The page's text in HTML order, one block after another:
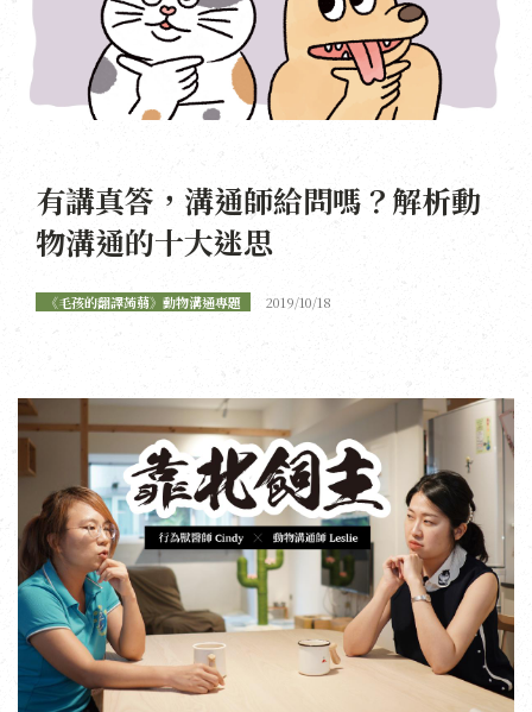
有講真答，溝通師給問嗎？解析動
物溝通的十大迷思
《毛孩的翻譯蒟蒻》動物溝通專題 2019/10/18